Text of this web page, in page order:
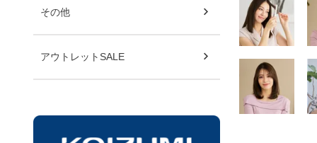
その他
アウトレットSALE